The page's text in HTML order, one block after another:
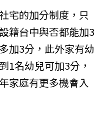
宅的加分制度，只
籍台中與否都能加3
加3分，此外家有幼
1名幼兒可加3分，
家庭有更多機會入